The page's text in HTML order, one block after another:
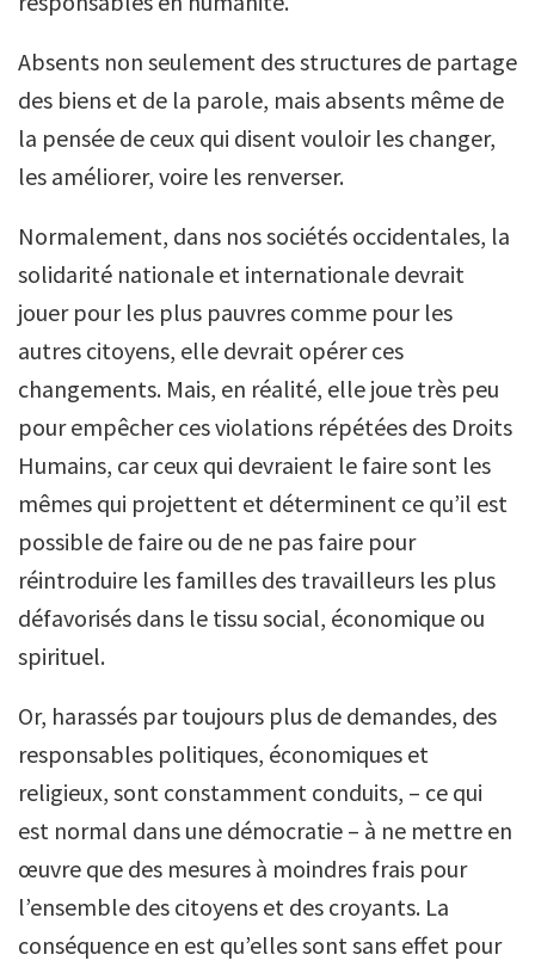
Absents non seulement des structures de partage
des biens et de la parole, mais absents même de
la pensée de ceux qui disent vouloir les changer,
les améliorer, voire les renverser.
Normalement, dans nos sociétés occidentales, la
solidarité nationale et internationale devrait
jouer pour les plus pauvres comme pour les
autres citoyens, elle devrait opérer ces
changements. Mais, en réalité, elle joue très peu
pour empêcher ces violations répétées des Droits
Humains, car ceux qui devraient le faire sont les
mêmes qui projettent et déterminent ce qu’il est
possible de faire ou de ne pas faire pour
réintroduire les familles des travailleurs les plus
défavorisés dans le tissu social, économique ou
spirituel.
Or, harassés par toujours plus de demandes, des
responsables politiques, économiques et
religieux, sont constamment conduits, – ce qui
est normal dans une démocratie – à ne mettre en
œuvre que des mesures à moindres frais pour
l’ensemble des citoyens et des croyants. La
conséquence en est qu’elles sont sans effet pour